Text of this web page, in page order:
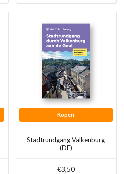
Kopen
Stadtrundgang Valkenburg
(DE)
€3,50